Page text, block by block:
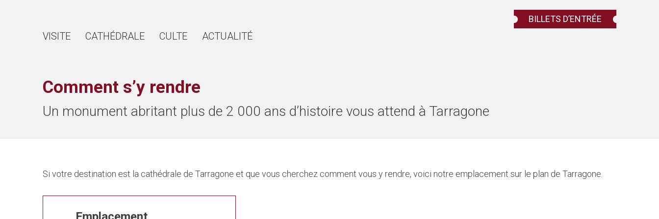
VISITE CATHÉDRALE CULTE ACTUALITÉ
BILLETS D’ENTRÉE
Comment s’y rendre
Un monument abritant plus de 2 000 ans d’histoire vous attend à Tarragone
Si votre destination est la cathédrale de Tarragone et que vous cherchez comment vous y rendre, voici notre emplacement sur le plan de Tarragone.